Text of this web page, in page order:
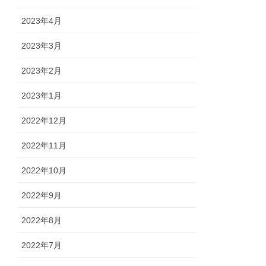
2023年4月
2023年3月
2023年2月
2023年1月
2022年12月
2022年11月
2022年10月
2022年9月
2022年8月
2022年7月